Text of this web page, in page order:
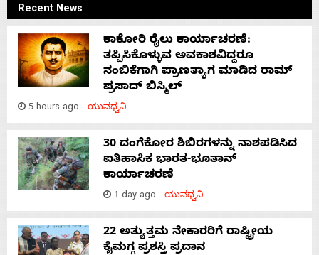
Recent News
ಕಾಕೋರಿ ರೈಲು ಕಾರ್ಯಾಚರಣೆ:
ತಪ್ಪಿಸಿಕೊಳ್ಳುವ ಅವಕಾಶವಿದ್ದರೂ
ನಂಬಿಕೆಗಾಗಿ ಪ್ರಾಣತ್ಯಾಗ ಮಾಡಿದ ರಾಮ್
ಪ್ರಸಾದ್ ಬಿಸ್ಮಿಲ್
5 hours ago ಯುವಧ್ವನಿ
30 ದಂಗೆಕೋರ ಶಿಬಿರಗಳನ್ನು ನಾಶಪಡಿಸಿದ
ಐತಿಹಾಸಿಕ ಭಾರತ-ಭೂತಾನ್
ಕಾರ್ಯಾಚರಣೆ
1 day ago ಯುವಧ್ವನಿ
22 ಅತ್ಯುತ್ತಮ ನೇಕಾರರಿಗೆ ರಾಷ್ಟ್ರೀಯ
ಕೈಮಗ್ಗ ಪ್ರಶಸ್ತಿ ಪ್ರದಾನ